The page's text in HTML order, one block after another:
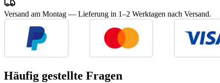
Versand am Montag — Lieferung in 1–2 Werktagen nach Versand.
Häufig gestellte Fragen